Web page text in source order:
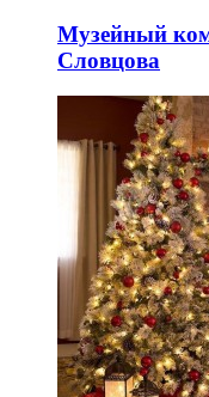
Музейный
Словцова